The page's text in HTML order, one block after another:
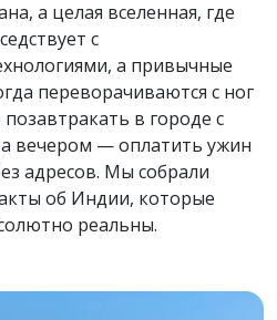
а целая вселенная, где
с
а привычные
переворачиваются с ног
в городе с
а вечером — оплатить ужин
адресов. Мы собрали
об Индии, которые
реальны.